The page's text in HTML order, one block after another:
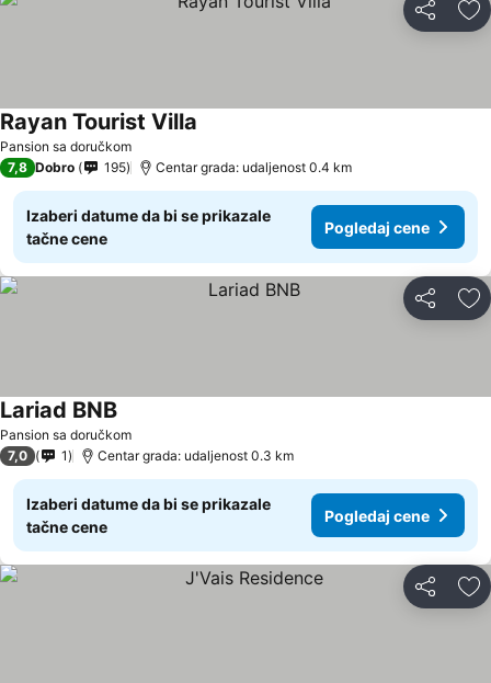
Deli
Pansion sa doručkom
Rayan Tourist Villa
7,8 Dobro 195 Centar grada: udaljenost 0.4 km
Izaberi datume da bi se prikazale
tačne cene
Pogledaj cene
Deli
Pansion sa doručkom
Lariad BNB
7,0 1 Centar grada: udaljenost 0.3 km
Izaberi datume da bi se prikazale
tačne cene
Pogledaj cene
Deli